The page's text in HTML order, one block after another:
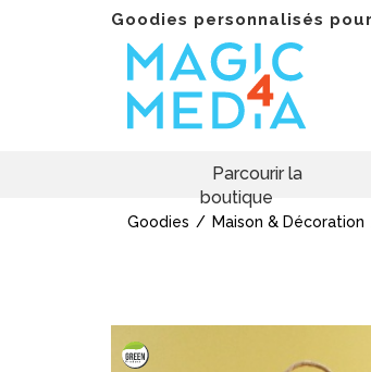
Goodies personnalisés
Parcourir la
boutique
Goodies Maison & Décoration